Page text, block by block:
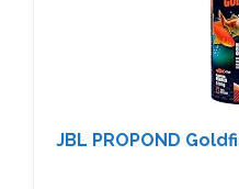
JBL PROPOND